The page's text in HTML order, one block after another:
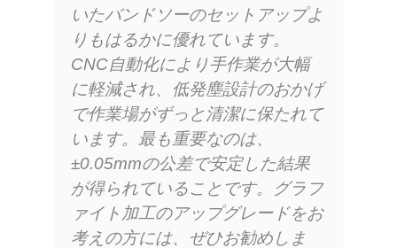
いたバンドソーのセットアップよ
りもはるかに優れています。
CNC自動化により手作業が大幅
に軽減され、低発塵設計のおかげ
で作業場がずっと清潔に保たれて
います。最も重要なのは、
±0.05mmの公差で安定した結果
が得られていることです。グラフ
ァイト加工のアップグレードをお
考えの方には、ぜひお勧めしま